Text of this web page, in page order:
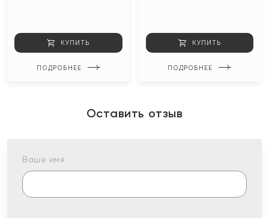
КУПИТЬ
ПОДРОБНЕЕ
КУПИТЬ
ПОДРОБНЕЕ
Оставить отзыв
Ваше имя: